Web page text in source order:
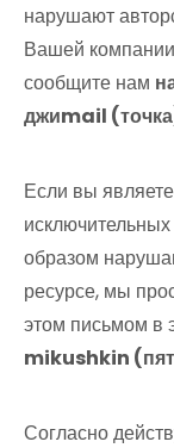
нарушают
Вашей
сообщите нам
джиmail
Если вы
образом
ресурсе, мы
этом письмом в
mikushkin
Согласно